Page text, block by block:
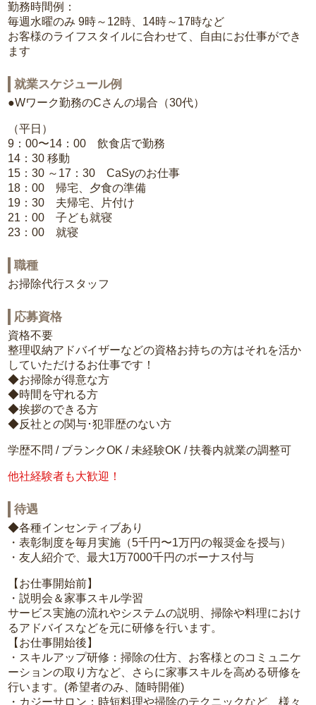
勤務時間例：
毎週水曜のみ 9時～12時、14時～17時など
お客様のライフスタイルに合わせて、自由にお仕事ができ
ます
就業スケジュール例
●Wワーク勤務のCさんの場合（30代）
（平日）
9：00〜14：00 飲食店で勤務
14：30 移動
15：30 ～17：30 CaSyのお仕事
18：00 帰宅、夕食の準備
19：30 夫帰宅、片付け
21：00 子ども就寝
23：00 就寝
職種
お掃除代行スタッフ
応募資格
資格不要
整理収納アドバイザーなどの資格お持ちの方はそれを活か
していただけるお仕事です！
◆お掃除が得意な方
◆時間を守れる方
◆挨拶のできる方
◆反社との関与･犯罪歴のない方
学歴不問 / ブランクOK / 未経験OK / 扶養内就業の調整可
他社経験者も大歓迎！
待遇
◆各種インセンティブあり
・表彰制度を毎月実施（5千円〜1万円の報奨金を授与）
・友人紹介で、最大1万7000千円のボーナス付与
【お仕事開始前】
・説明会＆家事スキル学習
サービス実施の流れやシステムの説明、掃除や料理におけ
るアドバイスなどを元に研修を行います。
【お仕事開始後】
・スキルアップ研修：掃除の仕方、お客様とのコミュニケ
ーションの取り方など、さらに家事スキルを高める研修を
行います。(希望者のみ、随時開催)
・カジーサロン：時短料理や掃除のテクニックなど、様々